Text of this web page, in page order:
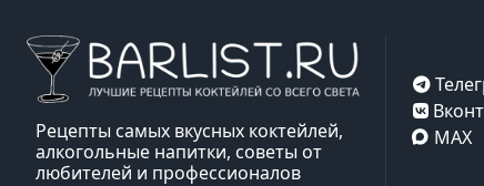
Рецепты самых вкусных коктейлей,
алкогольные напитки, советы от
любителей и профессионалов
MAX